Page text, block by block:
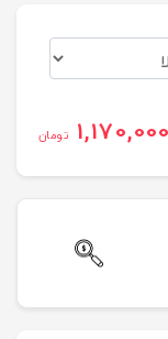
1,170,000 تومان